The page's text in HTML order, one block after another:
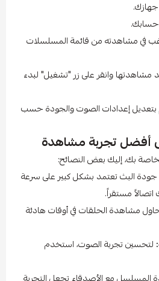
في مشاهدته من قائمة المسلسلات
مشاهدتها وانقر على زر "تشغيل" لبدء
إعدادات الصوت والجودة حسب
أفضل تجربة مشاهدة
بك، إليك بعض النصائح:
جودة البث تعتمد بشكل كبير على سرعة
اتصالاً مستقراً.
مشاهدة الحلقات في أوقات هادئة
لتحسين تجربة الصوت، استخدم